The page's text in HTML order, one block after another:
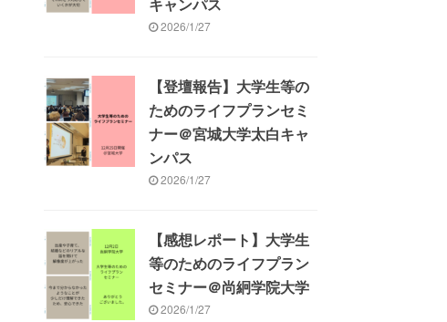
キャンパス
2026/1/27
【登壇報告】大学生等の
ためのライフプランセミ
ナー＠宮城大学太白キャ
ンパス
2026/1/27
【感想レポート】大学生
等のためのライフプラン
セミナー＠尚絅学院大学
2026/1/27